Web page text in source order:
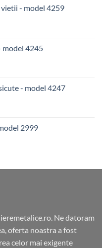
- model 4259
model 4245
- model 4247
2999
Ne datoram
oferta noastra a fost
celor mai exigente